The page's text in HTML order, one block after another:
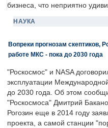
бизнеса, что неприятно
НАУКА
Вопреки прогнозам скептиков,
работе МКС - пока до 2030 года
"Роскосмос" и NASA
эксплуатации
до 2030 года. Об этом
"Роскосмоса" Дмитрий
Рогозин еще в 2014 году
проекта, а самой станции